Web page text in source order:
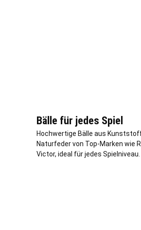
Bälle für jedes Spiel
Hochwertige Bälle aus
Naturfeder von Top-Marken wie
Victor, ideal für jedes Spielniveau.